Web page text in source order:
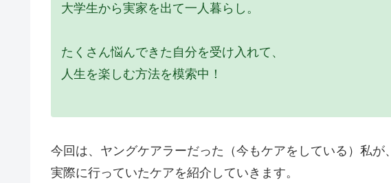
大学生から実家を出て一人暮らし。
たくさん悩んできた自分を受け入れて、
人生を楽しむ方法を模索中！
今回は、ヤングケアラーだった（今もケアをしている）私が、
実際に行っていたケアを紹介していきます。